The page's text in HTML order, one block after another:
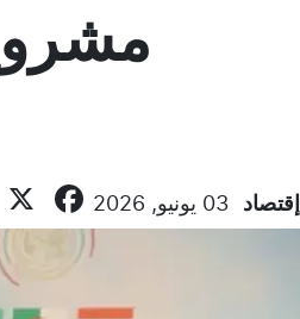
إقتصاد 03 يونيو, 2026